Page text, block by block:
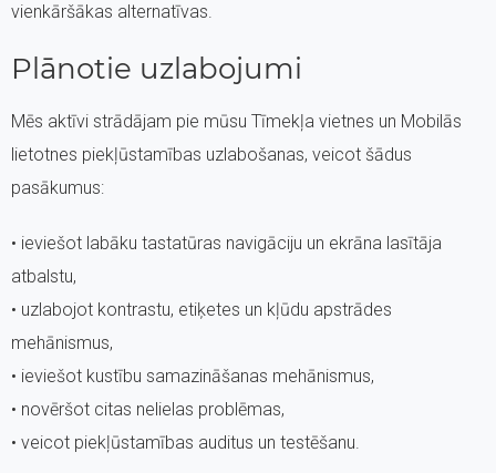
vienkāršākas alternatīvas.
Plānotie uzlabojumi
Mēs aktīvi strādājam pie mūsu Tīmekļa vietnes un Mobilās
lietotnes piekļūstamības uzlabošanas, veicot šādus
pasākumus:
• ieviešot labāku tastatūras navigāciju un ekrāna lasītāja
atbalstu,
• uzlabojot kontrastu, etiķetes un kļūdu apstrādes
mehānismus,
• ieviešot kustību samazināšanas mehānismus,
• novēršot citas nelielas problēmas,
• veicot piekļūstamības auditus un testēšanu.